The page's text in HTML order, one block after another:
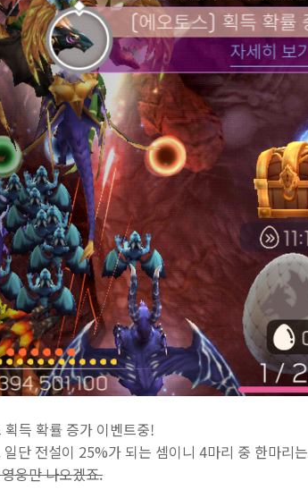
득 확률 증가 이벤트중!
단 전설이 25%가 되는 셈이니 4마리 중 한마리
웅만 나오겠죠.